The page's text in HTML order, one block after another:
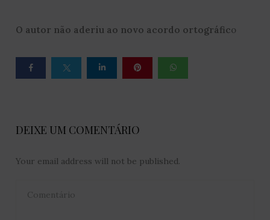
O autor não aderiu ao novo acordo ortográfico
DEIXE UM COMENTÁRIO
Your email address will not be published.